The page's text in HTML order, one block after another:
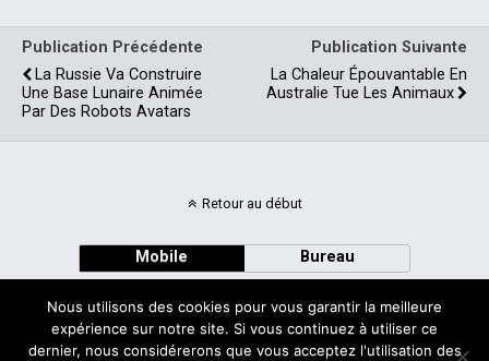
Publication Précédente
La Russie Va Construire
Une Base Lunaire Animée
Par Des Robots Avatars
Publication Suivante
La Chaleur Épouvantable En
Australie Tue Les Animaux
Retour au début
Mobile Bureau
Nous utilisons des cookies pour vous garantir la meilleure
expérience sur notre site. Si vous continuez à utiliser ce
dernier, nous considérerons que vous acceptez l'utilisation des